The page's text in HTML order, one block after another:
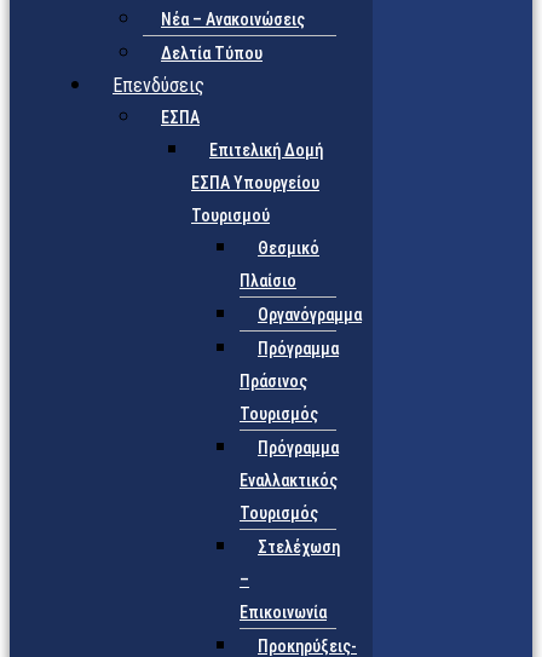
Νέα – Ανακοινώσεις
Δελτία Τύπου
Επενδύσεις
ΕΣΠΑ
Επιτελική Δομή
ΕΣΠΑ Υπουργείου
Τουρισμού
Θεσμικό
Πλαίσιο
Οργανόγραμμα
Πρόγραμμα
Πράσινος
Τουρισμός
Πρόγραμμα
Εναλλακτικός
Τουρισμός
Στελέχωση
–
Επικοινωνία
Προκηρύξεις-